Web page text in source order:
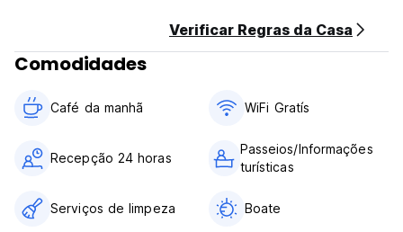
Check in from 15.00 to 23.00
Taxes not included (VAT 19%)
Breakfast included
General:
24 hours reception.
Only people over 12 years old are allowed.
Verificar Regras da Casa
Comodidades
Café da manhã WiFi Gratís
Recepção 24 horas
Passeios/Informações
turísticas
Serviços de limpeza Boate